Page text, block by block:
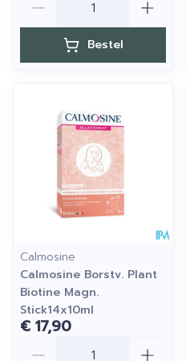
Bestel
Calmosine
Calmosine Borstv. Plant
Biotine Magn.
Stick14x10ml
€ 17,90